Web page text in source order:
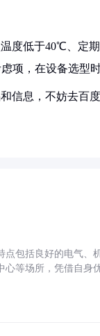
度低于40℃、定
项，在设备选型
信息，不妨去百
包括良好的电气、
等场所，凭借自身